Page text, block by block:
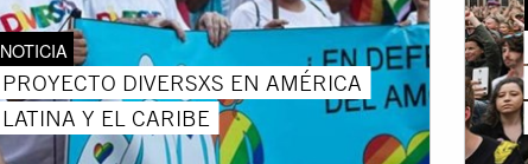
NOTICIA
PROYECTO DIVERSXS EN AMÉRICA
LATINA Y EL CARIBE